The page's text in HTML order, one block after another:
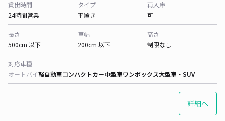
貸出時間
24時間営業
タイプ
平置き
再入庫
可
長さ
500cm 以下
車幅
200cm 以下
高さ
制限なし
対応車種
オートバイ軽自動車コンパクトカー中型車ワンボックス大型車・SUV
詳細へ